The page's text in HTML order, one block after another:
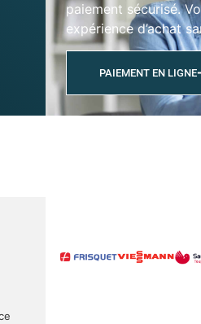
paiement sécurisé.
expérience d’achat
PAIEMENT EN LIGNE